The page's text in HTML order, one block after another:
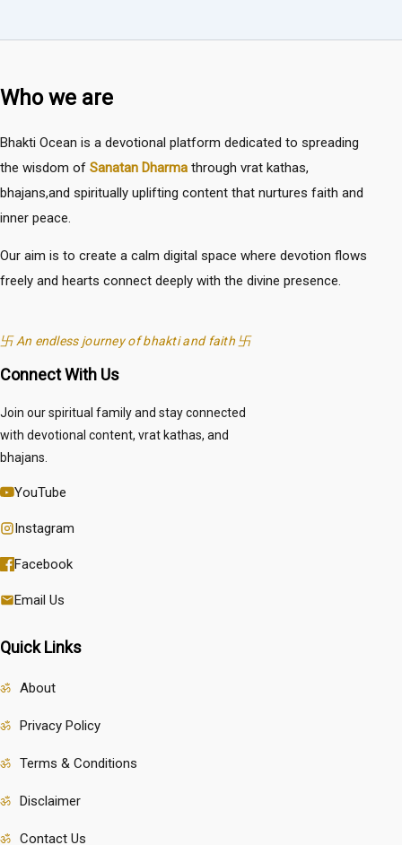
Who we are
Bhakti Ocean is a devotional platform dedicated to spreading
the wisdom of Sanatan Dharma through vrat kathas,
bhajans,and spiritually uplifting content that nurtures faith and
inner peace.
Our aim is to create a calm digital space where devotion flows
freely and hearts connect deeply with the divine presence.
卐 An endless journey of bhakti and faith 卐
Connect With Us
Join our spiritual family and stay connected
with devotional content, vrat kathas, and
bhajans.
YouTube
Instagram
Facebook
Email Us
Quick Links
About
Privacy Policy
Terms & Conditions
Disclaimer
Contact Us